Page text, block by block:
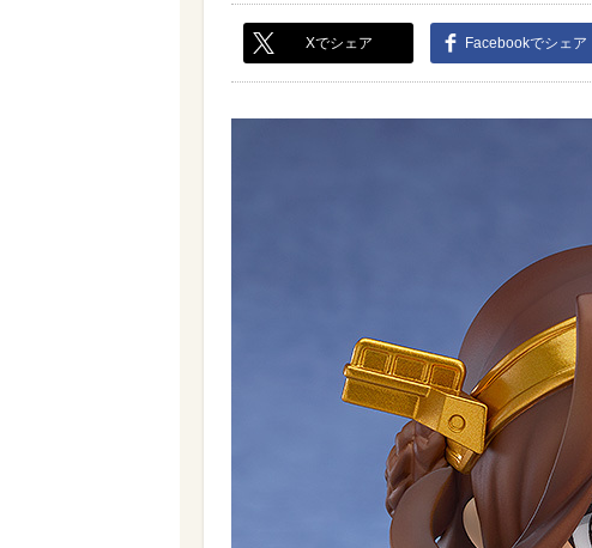
Xでシェア Facebookでシェア